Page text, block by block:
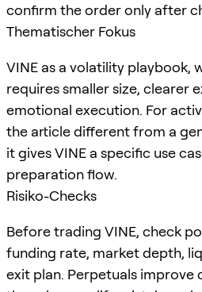
confirm the order only after
Thematischer Fokus
VINE as a volatility playbook,
requires smaller size, clearer
emotional execution. For
the article different from a
it gives VINE a specific use
preparation flow.
Risiko-Checks
Before trading VINE, check
funding rate, market depth,
exit plan. Perpetuals improve